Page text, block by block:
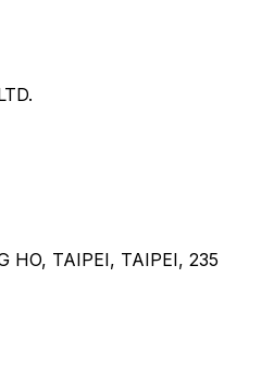
HO, TAIPEI, TAIPEI, 235